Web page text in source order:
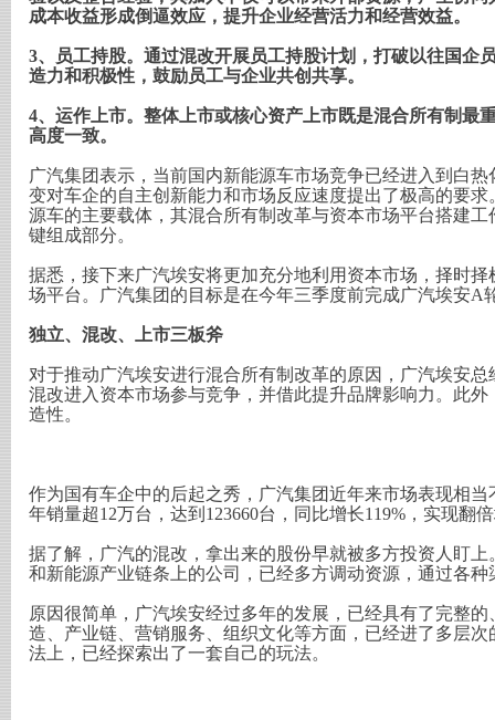
成本收益形成倒逼效应，提升企业经营活力和经营效益。
3、员工持股。通过混改开展员工持股计划，打破以往国企
造力和积极性，鼓励员工与企业共创共享。
4、运作上市。整体上市或核心资产上市既是混合所有制最
高度一致。
广汽集团表示，当前国内新能源车市场竞争已经进入到白
变对车企的自主创新能力和市场反应速度提出了极高的要
源车的主要载体，其混合所有制改革与资本市场平台搭建
键组成部分。
据悉，接下来广汽埃安将更加充分地利用资本市场，择时
场平台。广汽集团的目标是在今年三季度前完成广汽埃安A
独立、混改、上市三板斧
对于推动广汽埃安进行混合所有制改革的原因，广汽埃安
混改进入资本市场参与竞争，并借此提升品牌影响力。此
造性。
作为国有车企中的后起之秀，广汽集团近年来市场表现相
年销量超12万台，达到123660台，同比增长119%，实现翻
据了解，广汽的混改，拿出来的股份早就被多方投资人盯
和新能源产业链条上的公司，已经多方调动资源，通过各
原因很简单，广汽埃安经过多年的发展，已经具有了完整
造、产业链、营销服务、组织文化等方面，已经进了多层
法上，已经探索出了一套自己的玩法。